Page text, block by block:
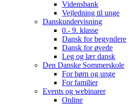
Vidensbank
Vejledning til unge
Danskundervisning
0.- 9. klasse
Dansk for begyndere
Dansk for øvede
Leg og lær dansk
Den Danske Sommerskole
For børn og unge
For familier
Events og webinarer
Online